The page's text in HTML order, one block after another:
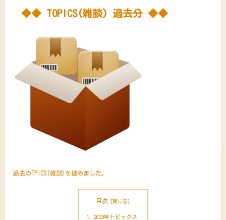
◆◆ TOPICS(雑談) 過去分 ◆◆
過去のTPICS(雑談)を纏めました。
目次
2025年トピックス